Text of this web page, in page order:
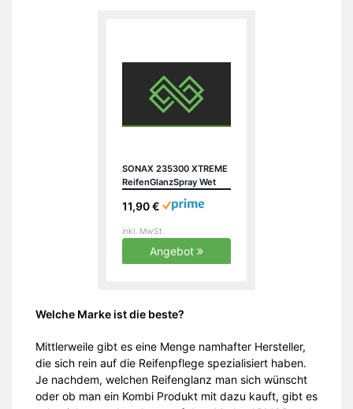
SONAX 235300 XTREME
ReifenGlanzSpray Wet
11,90 €
inkl. MwSt.
Angebot
Welche Marke ist die beste?
Mittlerweile gibt es eine Menge namhafter Hersteller,
die sich rein auf die Reifenpflege spezialisiert haben.
Je nachdem, welchen Reifenglanz man sich wünscht
oder ob man ein Kombi Produkt mit dazu kauft, gibt es